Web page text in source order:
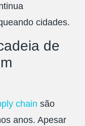
cidades.
de
chain são
anos. Apesar